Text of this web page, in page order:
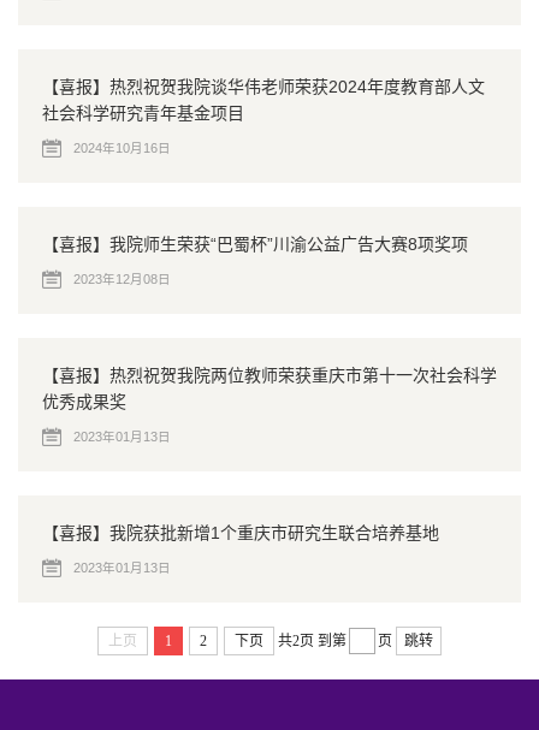
【喜报】热烈祝贺我院谈华伟老师荣获2024年度教育部人文
社会科学研究青年基金项目
2024年10月16日
【喜报】我院师生荣获“巴蜀杯”川渝公益广告大赛8项奖项
2023年12月08日
【喜报】热烈祝贺我院两位教师荣获重庆市第十一次社会科学
优秀成果奖
2023年01月13日
【喜报】我院获批新增1个重庆市研究生联合培养基地
2023年01月13日
上页 1 2 下页 共2页 到第 页 跳转